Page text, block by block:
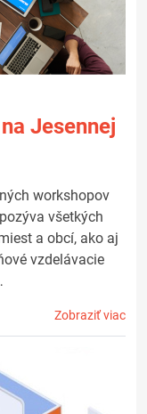
Jesennej
workshopov
všetkých
a obcí, ako aj
vzdelávacie
Zobraziť viac